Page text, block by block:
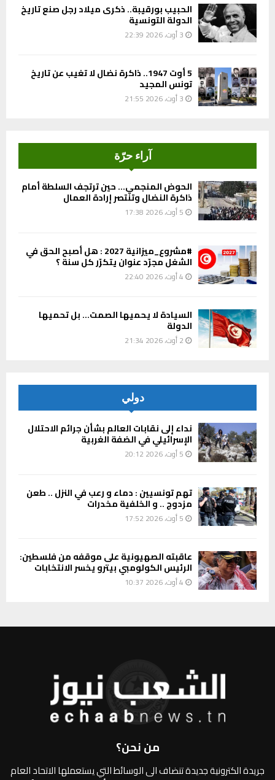
الحبيب بورقيبة.. ذكرى ميلاد رجل صنع تاريخ
الدولة التونسية
3 أوت، 2026 22:39
5 أوت 1947.. ذاكرة نضال لا تغيب عن تاريخ
تونس المجيد
3 أوت، 2026 21:55
آراء حرّة
الحوض المنجمي… حين ترتجف السلطة أمام
ذاكرة النضال وتنتصر إرادة العمال
5 أوت، 2026 17:38
#مشروع_ميزانية 2027 : هل أصبح الحق في
الشغل مجرّد عنوان يتكرّر كل سنة ؟
4 أوت، 2026 22:40
السيادة لا يحميها الصمت… بل تحميها
الدولة
2 أوت، 2026 21:34
دولي
نداء إلى نقابات العالم بشأن جرائم الاحتلال
الإسرائيلي في الضفة الغربية
5 أوت، 2026 20:12
تهم تونسيين : دماء و رعب في النزل .. طعن
مزدوج .. و الخلفية مخدرات
5 أوت، 2026 17:52
عاقبته الصهيونية على موقفه من فلسطين:
الرئيس الكولومبي بيترو يخسر الانتخابات
4 أوت، 2026 10:37
من نحن؟
جريدة الكترونية جديدة تنضاف الى الوسائط التي يستعملها الاتحاد العام